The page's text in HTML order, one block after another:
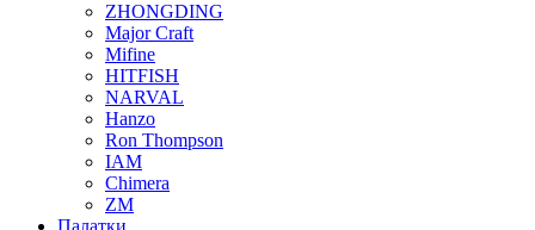
ZHONGDING
Major Craft
Mifine
HITFISH
NARVAL
Hanzo
Ron Thompson
IAM
Chimera
ZM